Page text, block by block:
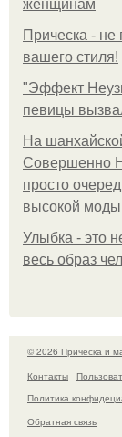
женщинам
Прическа -
вашего стиля!
"Эффект
певицы
На
Совершенно
просто
высокой
Улыбка - это
весь образ
© 2026 Прическа и
Контакты
Политика
Обратная связь